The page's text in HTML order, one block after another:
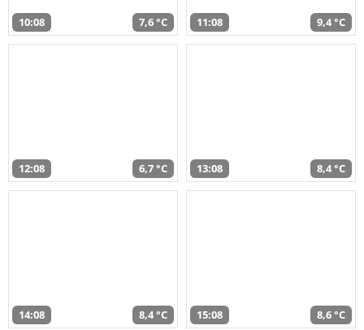
10:08 7,6 °C 11:08 9,4 °C
12:08 6,7 °C 13:08 8,4 °C
14:08 8,4 °C 15:08 8,6 °C